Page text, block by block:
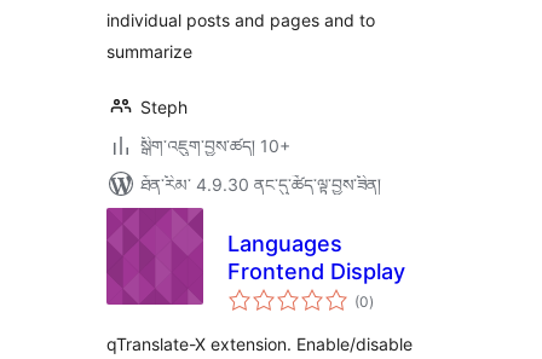
individual posts and pages and to
summarize
Steph
སྒྲིག་འཇུག་བྱས་ཚད། 10+
ཐོན་རིམ་ 4.9.30 ནང་དུ་ཚོད་ལྟ་བྱས་ཟིན།
Languages
Frontend Display
(0གདེང་
འཇོག་
ཚང་།
)
qTranslate-X extension. Enable/disable